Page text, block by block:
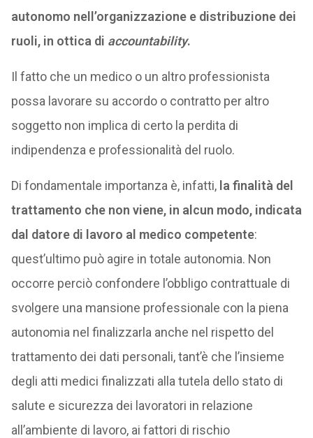
autonomo nell’organizzazione e distribuzione dei
ruoli, in ottica di accountability.
Il fatto che un medico o un altro professionista
possa lavorare su accordo o contratto per altro
soggetto non implica di certo la perdita di
indipendenza e professionalità del ruolo.
Di fondamentale importanza è, infatti, la finalità del
trattamento che non viene, in alcun modo, indicata
dal datore di lavoro al medico competente:
quest’ultimo può agire in totale autonomia. Non
occorre perciò confondere l’obbligo contrattuale di
svolgere una mansione professionale con la piena
autonomia nel finalizzarla anche nel rispetto del
trattamento dei dati personali, tant’è che l’insieme
degli atti medici finalizzati alla tutela dello stato di
salute e sicurezza dei lavoratori in relazione
all’ambiente di lavoro, ai fattori di rischio